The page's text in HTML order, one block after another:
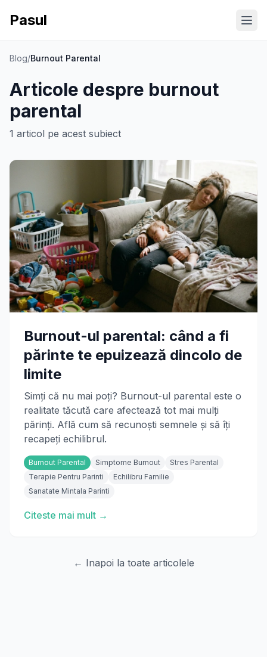
Pasul
Blog/Burnout Parental
Articole despre burnout
parental
1 articol pe acest subiect
Burnout-ul parental: când a fi
părinte te epuizează dincolo de
limite
Simți că nu mai poți? Burnout-ul parental este o
realitate tăcută care afectează tot mai mulți
părinți. Află cum să recunoști semnele și să îți
recapeți echilibrul.
Burnout Parental Simptome Burnout
Stres Parental
Terapie Pentru Parinti
Echilibru Familie
Sanatate Mintala Parinti
Citeste mai mult →
← Inapoi la toate articolele